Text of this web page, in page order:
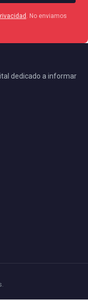
. No enviamos
dedicado a informar